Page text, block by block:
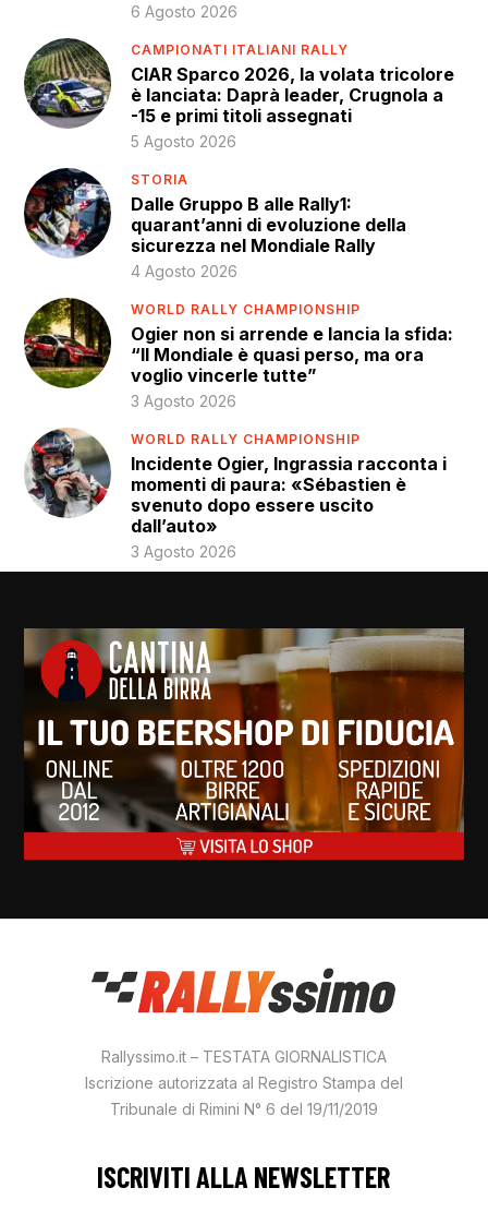
6 Agosto 2026
CAMPIONATI ITALIANI RALLY
CIAR Sparco 2026, la volata tricolore
è lanciata: Daprà leader, Crugnola a
-15 e primi titoli assegnati
5 Agosto 2026
STORIA
Dalle Gruppo B alle Rally1:
quarant’anni di evoluzione della
sicurezza nel Mondiale Rally
4 Agosto 2026
WORLD RALLY CHAMPIONSHIP
Ogier non si arrende e lancia la sfida:
“Il Mondiale è quasi perso, ma ora
voglio vincerle tutte”
3 Agosto 2026
WORLD RALLY CHAMPIONSHIP
Incidente Ogier, Ingrassia racconta i
momenti di paura: «Sébastien è
svenuto dopo essere uscito
dall’auto»
3 Agosto 2026
Rallyssimo.it – TESTATA GIORNALISTICA
Iscrizione autorizzata al Registro Stampa del
Tribunale di Rimini N° 6 del 19/11/2019
ISCRIVITI ALLA NEWSLETTER